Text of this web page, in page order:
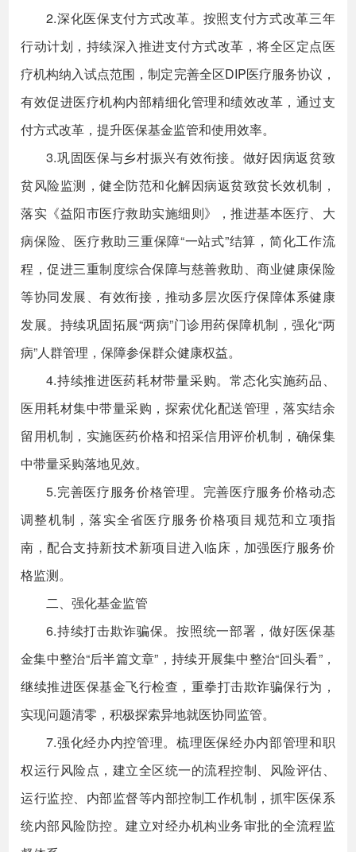
2.深化医保支付方式改革。按照支付方式改革三年
行动计划，持续深入推进支付方式改革，将全区定点医
疗机构纳入试点范围，制定完善全区DIP医疗服务协议，
有效促进医疗机构内部精细化管理和绩效改革，通过支
付方式改革，提升医保基金监管和使用效率。
3.巩固医保与乡村振兴有效衔接。做好因病返贫致
贫风险监测，健全防范和化解因病返贫致贫长效机制，
落实《益阳市医疗救助实施细则》，推进基本医疗、大
病保险、医疗救助三重保障“一站式”结算，简化工作流
程，促进三重制度综合保障与慈善救助、商业健康保险
等协同发展、有效衔接，推动多层次医疗保障体系健康
发展。持续巩固拓展“两病”门诊用药保障机制，强化“两
病”人群管理，保障参保群众健康权益。
4.持续推进医药耗材带量采购。常态化实施药品、
医用耗材集中带量采购，探索优化配送管理，落实结余
留用机制，实施医药价格和招采信用评价机制，确保集
中带量采购落地见效。
5.完善医疗服务价格管理。完善医疗服务价格动态
调整机制，落实全省医疗服务价格项目规范和立项指
南，配合支持新技术新项目进入临床，加强医疗服务价
格监测。
二、强化基金监管
6.持续打击欺诈骗保。按照统一部署，做好医保基
金集中整治“后半篇文章”，持续开展集中整治“回头看”，
继续推进医保基金飞行检查，重拳打击欺诈骗保行为，
实现问题清零，积极探索异地就医协同监管。
7.强化经办内控管理。梳理医保经办内部管理和职
权运行风险点，建立全区统一的流程控制、风险评估、
运行监控、内部监督等内部控制工作机制，抓牢医保系
统内部风险防控。建立对经办机构业务审批的全流程监